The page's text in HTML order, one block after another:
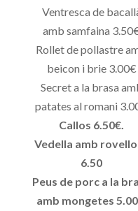
Ventresca de
amb samfaina
Rollet de pollastre
beicon i brie 3.00€
Secret a la brasa
patates al romani
Callos 6.50€.
Vedella amb
6.50
Peus de porc a la
amb mongetes